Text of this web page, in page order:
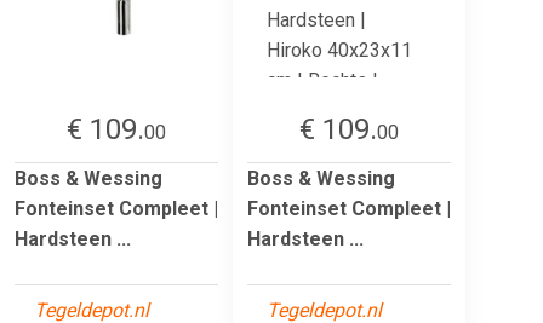
€ 109.00
Boss & Wessing
Fonteinset Compleet |
Hardsteen ...
Tegeldepot.nl
€ 109.00
Boss & Wessing
Fonteinset Compleet |
Hardsteen ...
Tegeldepot.nl